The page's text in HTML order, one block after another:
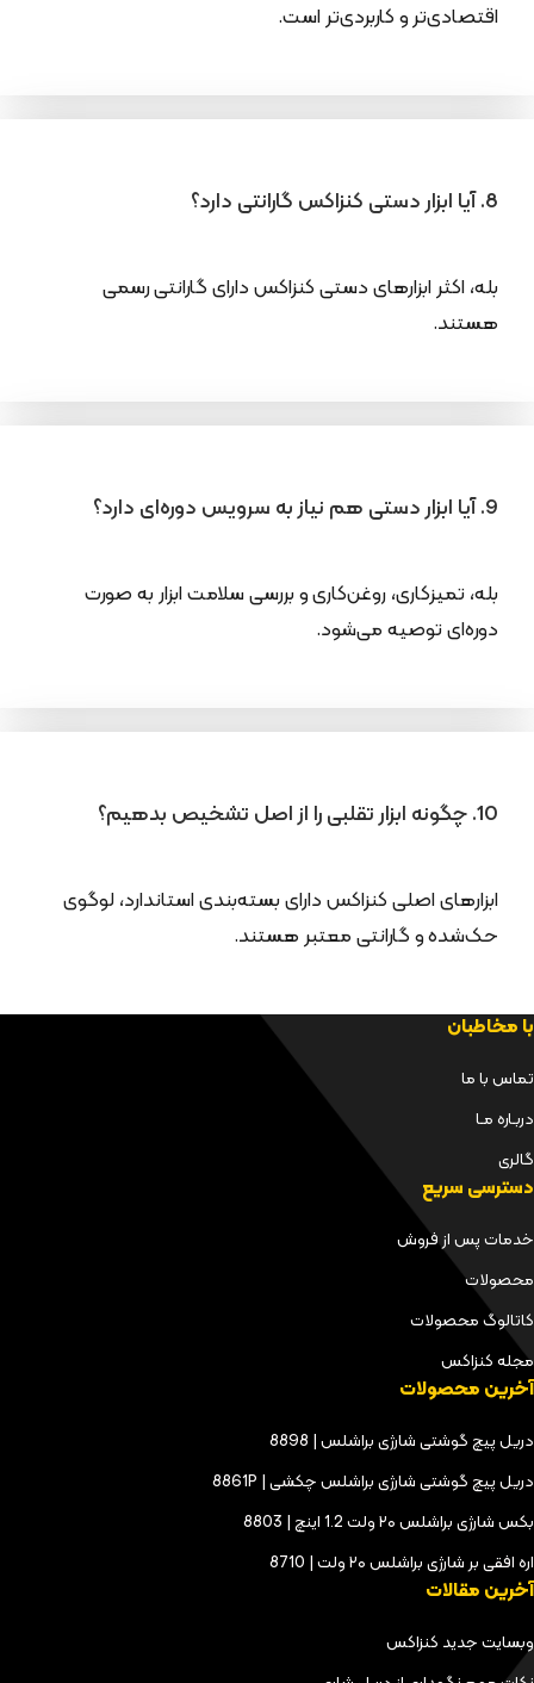
اقتصادی‌تر و کاربردی‌تر است.
8. آیا ابزار دستی کنزاکس گارانتی دارد؟
بله، اکثر ابزارهای دستی کنزاکس دارای گارانتی رسمی
هستند.
9. آیا ابزار دستی هم نیاز به سرویس دوره‌ای دارد؟
بله، تمیزکاری، روغن‌کاری و بررسی سلامت ابزار به صورت
دوره‌ای توصیه می‌شود.
10. چگونه ابزار تقلبی را از اصل تشخیص بدهیم؟
ابزارهای اصلی کنزاکس دارای بسته‌بندی استاندارد، لوگوی
حک‌شده و گارانتی معتبر هستند.
با مخاطبان
تماس با ما
دربـاره مـا
گالری
دسترسی سریع
خدمات پس از فروش
محصولات
کاتالوگ محصولات
مجله کنزاکس
آخرین محصولات
دریل پیچ گوشتی شارژی براشلس | 8898
دریل پیچ گوشتی شارژی براشلس چکشی | 8861P
بکس شارژی براشلس ۲۰ ولت 1.2 اینچ | 8803
اره افقی بر شارژی براشلس ۲۰ ولت | 8710
آخرین مقالات
وبسایت جدید کنزاکس